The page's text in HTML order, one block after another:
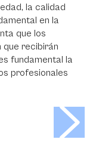
la calidad
en la
que los
que recibirán
fundamental la
profesionales